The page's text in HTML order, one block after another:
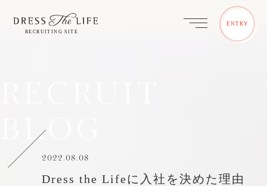
ENTRY
BLOG
2022.08.08
Dress the Lifeに入社を決めた理由